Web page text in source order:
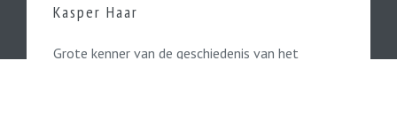
Kasper Haar
Grote kenner van de geschiedenis van het